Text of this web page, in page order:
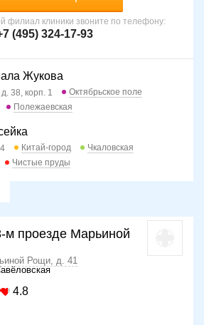
филиал клиники звоните по телефону:
(495) 324-17-93
Жукова
38, корп. 1
Октябрьское поле
Полежаевская
Китай-город
Чкаловская
Чистые пруды
проезде Марьиной
Рощи, д. 41
4.8